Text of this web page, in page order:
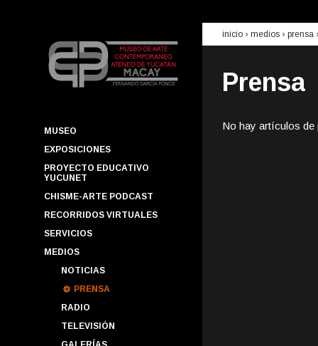
MUSEO
EXPOSICIONES
PROYECTO EDUCATIVO
YUCUNET
CHISME-ARTE PODCAST
RECORRIDOS VIRTUALES
SERVICIOS
MEDIOS
NOTICIAS
PRENSA
RADIO
TELEVISIÓN
inicio › medios › prensa
Prensa
No hay artículos de